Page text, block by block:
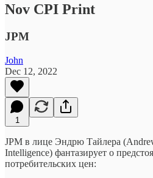
Nov CPI Print
JPM
John
Dec 12, 2022
1
JPM в лице Эндрю Тайлера
Intelligence) фантазирует о
потребительских цен: